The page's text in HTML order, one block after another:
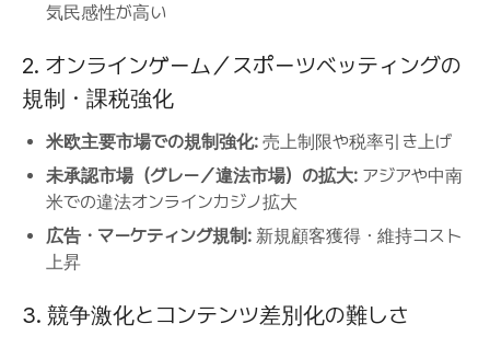
気民感性が高い
2. オンラインゲーム／スポーツベッティングの
規制・課税強化
米欧主要市場での規制強化: 売上制限や税率引き上げ
未承認市場（グレー／違法市場）の拡大: アジアや中南
米での違法オンラインカジノ拡大
広告・マーケティング規制: 新規顧客獲得・維持コスト
上昇
3. 競争激化とコンテンツ差別化の難しさ